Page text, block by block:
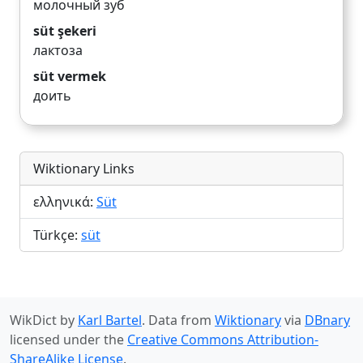
молочный зуб
süt şekeri
лактоза
süt vermek
доить
Wiktionary Links
ελληνικά: Süt
Türkçe: süt
WikDict by Karl Bartel. Data from Wiktionaryvia DBnary
licensed under the Creative Commons Attribution-
ShareAlike License.